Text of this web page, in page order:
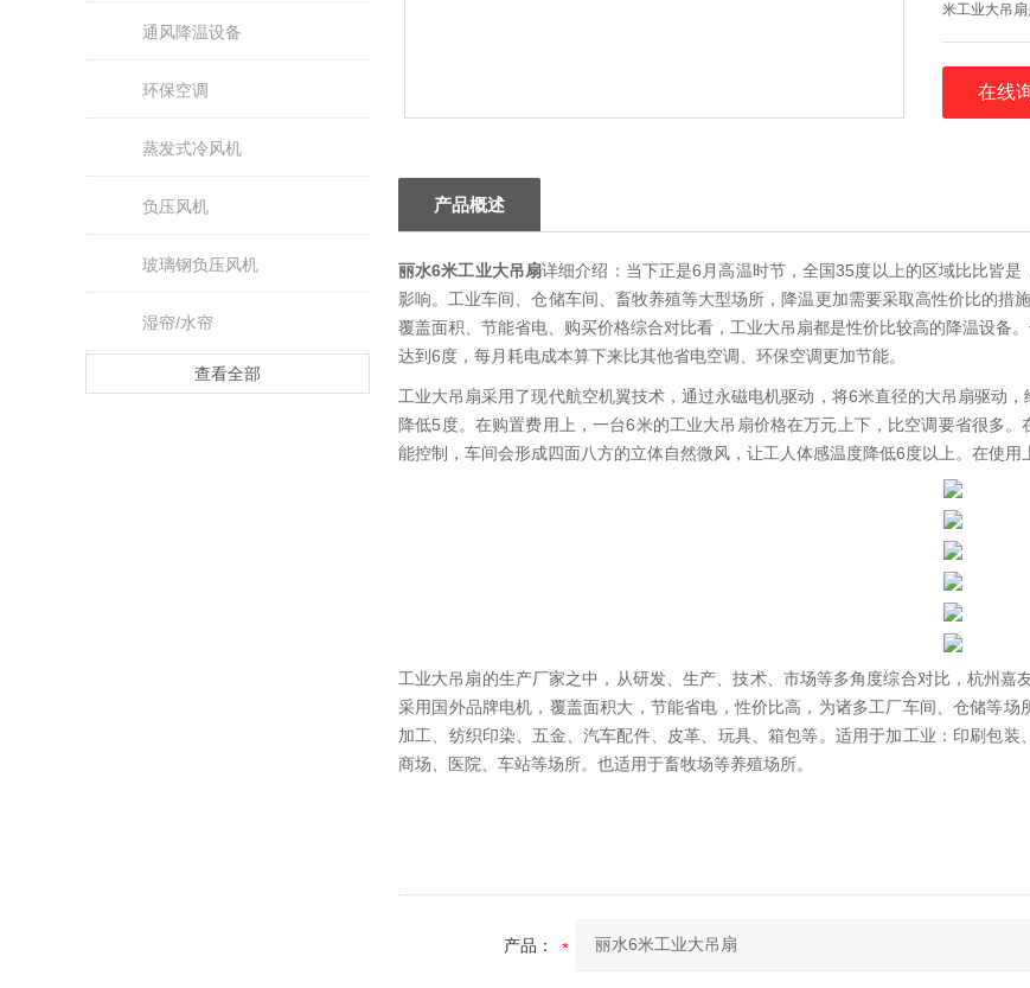
通风降温设备
环保空调
蒸发式冷风机
负压风机
玻璃钢负压风机
湿帘/水帘
查看全部
米工业大吊
购买价格综
盖面积能够
在线
产品概述
丽水6米工业大吊扇详细介绍：当下正是6月高温时节，全国35度以上的区域比比皆
影响。工业车间、仓储车间、畜牧养殖等大型场所，降温更加需要采取高性价比的措
覆盖面积、节能省电、购买价格综合对比看，工业大吊扇都是性价比较高的降温设备
达到6度，每月耗电成本算下来比其他省电空调、环保空调更加节能。
工业大吊扇采用了现代航空机翼技术，通过永磁电机驱动，将6米直径的大吊扇驱动
降低5度。在购置费用上，一台6米的工业大吊扇价格在万元上下，比空调要省很多
能控制，车间会形成四面八方的立体自然微风，让工人体感温度降低6度以上。在使用
工业大吊扇的生产厂家之中，从研发、生产、技术、市场等多角度综合对比，杭州嘉
采用国外品牌电机，覆盖面积大，节能省电，性价比高，为诸多工厂车间、仓储等
加工、纺织印染、五金、汽车配件、皮革、玩具、箱包等。适用于加工业：印刷包
商场、医院、车站等场所。也适用于畜牧场等养殖场所。
产品：